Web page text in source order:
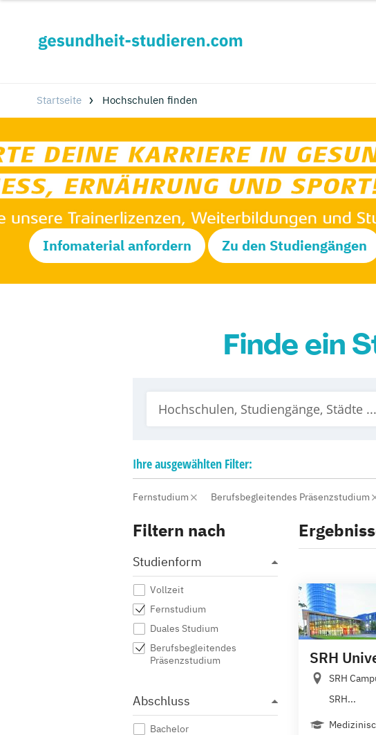
Startseite Hochschulen finden
Infomaterial anfordern Zu den Studiengängen
Finde ein
Ihreausgewählten Filter:
Fernstudium Berufsbegleitendes Präsenzstudium
Filtern nach
Studienform
Vollzeit
Fernstudium
Duales Studium
Berufsbegleitendes
Präsenzstudium
Abschluss
Bachelor
SRH
SRH
SRH...